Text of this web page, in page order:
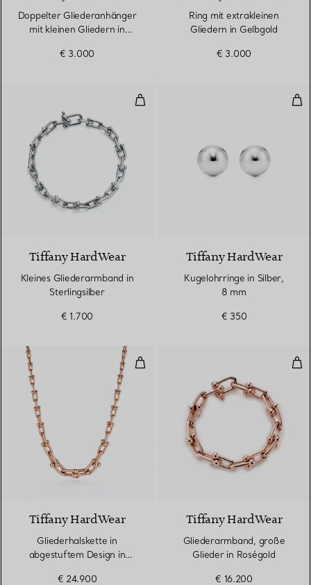
Doppelter Gliederanhänger
mit kleinen Gliedern in
€ 3.000
Ring mit extrakleinen
Gliedern in Gelbgold
€ 3.000
Kleines Gliederarmband in
Tiffany HardWear
Kleines Gliederarmband in
Sterlingsilber
€ 1.700
Tiffany HardWear
Kugelohrringe in Silber,
8 mm
€ 350
Gliederhalskette in abgestuftem
Tiffany HardWear
Gliederhalskette in
abgestuftem Design in
€ 24.900
Tiffany HardWear
Gliederarmband, große
Glieder in Roségold
€ 16.200